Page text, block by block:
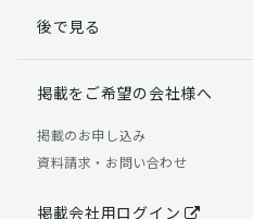
る権利があります。
「個人情報の取り扱いについ
【お問合せ先】 個人情
TEL：03-5411-7891（平日
後で見る
掲載をご希望の会社様へ
掲載のお申し込み
資料請求・お問い合わせ
掲載会社用ログイン